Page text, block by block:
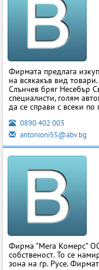
Фирмата предлага
на всякакъв вид
Слънчев бряг Несебър
специалисти, голям
да се справи с всеки по
0890 402 003
antonioni55@abv.bg
Фирма "Мега Комерс"
собственост. То се
зона на гр. Русе.